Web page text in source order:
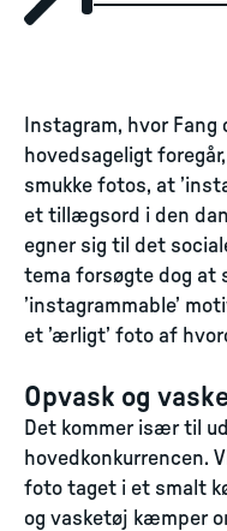
Instagram, hvor
hovedsageligt
smukke fotos, at
et tillægsord i den
egner sig til det
tema forsøgte dog at
’instagrammable’
et ’ærligt’ foto af
Opvask og
Det kommer især til
hovedkonkurrencen.
foto taget i et smalt
og vasketøj kæmper